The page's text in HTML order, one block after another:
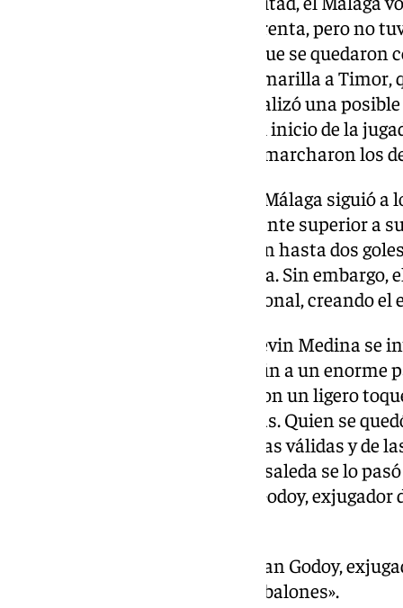
oportunidades para ampliar la renta, pero no
negados fueron los visitantes, que se quedaron
descanso con una clara doble amarilla a
Y pudo ser peor, pues el VAR analizó una
un milimétrico fuera de juego al inicio de la
dos tantos y con uno menos se marcharon los
En los segundos 45 minutos, el Málaga siguió
juego ofensivo y siendo claramente superior a
juego. Los malaguistas anotaron hasta dos
ocasiones para una gran goleada. Sin embargo,
tantos por fuera de juego posicional, creando
Cuando el partido agonizaba, Kevin Medina
de tiro libre directo para poner fin a un enorme
sorteó a la barrera por fuera y, con un ligero
introdujo el tercero en las mallas. Quien se
Sánchez, autor de dos asistencias válidas y de
tantos anulados. Aún así, La Rosaleda se lo
tiempo para recordarle a Alan Godoy,
Salta al terreno de juego Alan Godoy,
entona el «dónde están los balones».